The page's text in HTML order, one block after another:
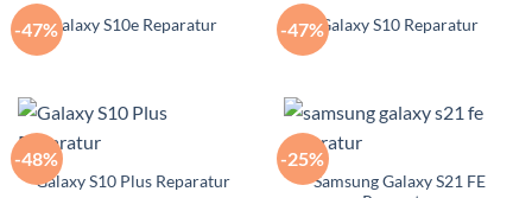
-47%Galaxy S10e Reparatur -47%Galaxy S10 Reparatur
-48%
Galaxy S10 Plus Reparatur
-25%
Samsung Galaxy S21 FE